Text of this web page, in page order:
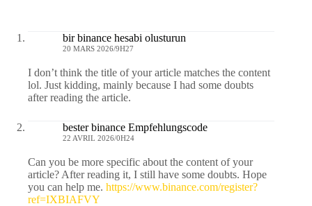
bir binance hesabi olusturun
20 MARS 2026/9H27
I don’t think the title of your article matches the content
lol. Just kidding, mainly because I had some doubts
after reading the article.
bester binance Empfehlungscode
22 AVRIL 2026/0H24
Can you be more specific about the content of your
article? After reading it, I still have some doubts. Hope
you can help me. https://www.binance.com/register?
ref=IXBIAFVY